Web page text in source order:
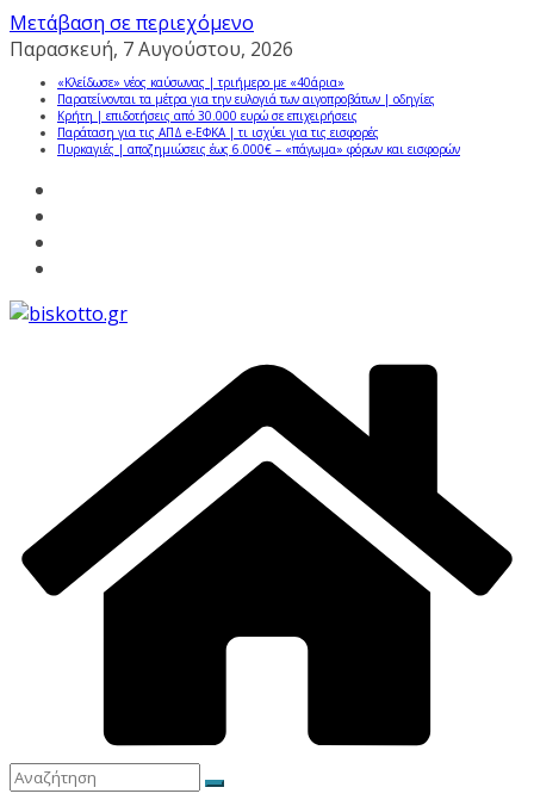
Μετάβαση σε περιεχόμενο
Παρασκευή, 7 Αυγούστου, 2026
«Κλείδωσε» νέος καύσωνας | τριήμερο με «40άρια»
Παρατείνονται τα μέτρα για την ευλογιά των αιγοπροβάτων | οδηγίες
Κρήτη | επιδοτήσεις από 30.000 ευρώ σε επιχειρήσεις
Παράταση για τις ΑΠΔ e-ΕΦΚΑ | τι ισχύει για τις εισφορές
Πυρκαγιές | αποζημιώσεις έως 6.000€ – «πάγωμα» φόρων και εισφορών